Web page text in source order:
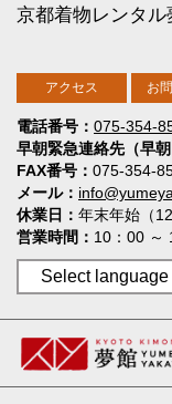
電話番号
075-354-
早朝緊急連絡先（早朝
FAX番号
075-354-
メール
休業日
年末年始（
営業時間
10：00 ～
京都着物レンタル
アクセス お